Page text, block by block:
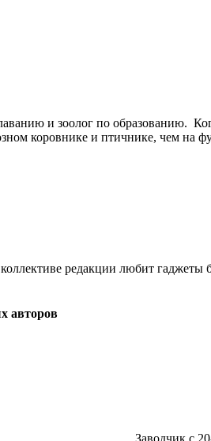
и зоолог по образованию.
коровнике и птичнике, чем на
редакции любит гаджеты
авторов